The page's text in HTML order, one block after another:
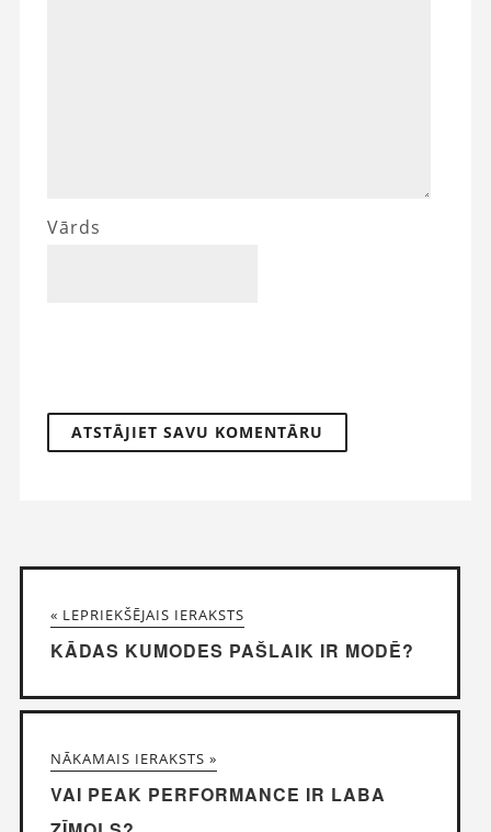
Vārds
« LEPRIEKŠĒJAIS IERAKSTS
KĀDAS KUMODES PAŠLAIK IR MODĒ?
NĀKAMAIS IERAKSTS »
VAI PEAK PERFORMANCE IR LABA